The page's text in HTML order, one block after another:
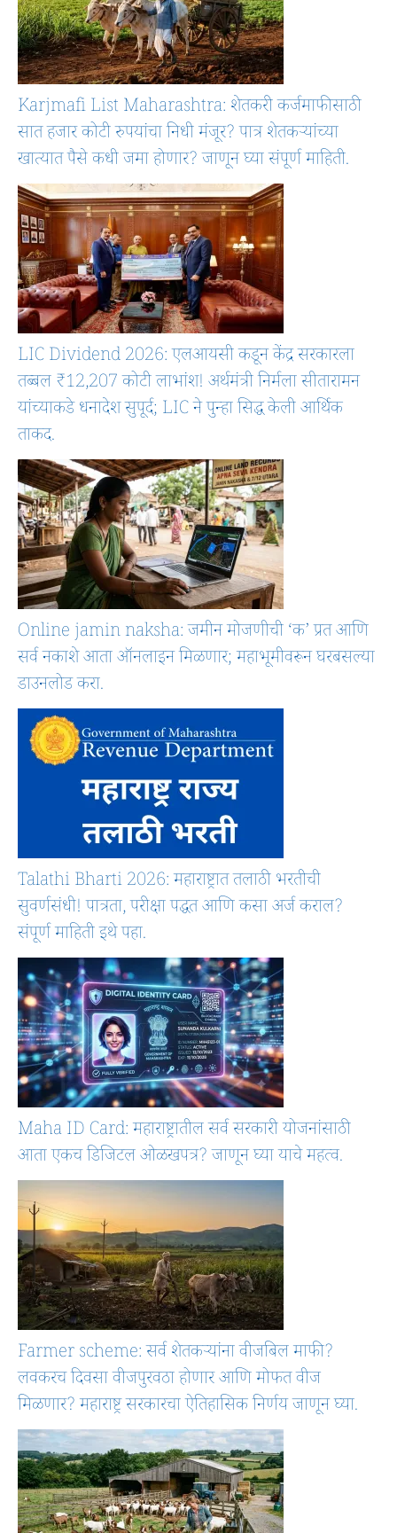
Karjmafi List Maharashtra: शेतकरी कर्जमाफीसाठी
सात हजार कोटी रुपयांचा निधी मंजूर? पात्र शेतकऱ्यांच्या
खात्यात पैसे कधी जमा होणार? जाणून घ्या संपूर्ण माहिती.
LIC Dividend 2026: एलआयसी कडून केंद्र सरकारला
तब्बल ₹12,207 कोटी लाभांश! अर्थमंत्री निर्मला सीतारामन
यांच्याकडे धनादेश सुपूर्द; LIC ने पुन्हा सिद्ध केली आर्थिक
ताकद.
Online jamin naksha: जमीन मोजणीची ‘क’ प्रत आणि
सर्व नकाशे आता ऑनलाइन मिळणार; महाभूमीवरून घरबसल्या
डाउनलोड करा.
Talathi Bharti 2026: महाराष्ट्रात तलाठी भरतीची
सुवर्णसंधी! पात्रता, परीक्षा पद्धत आणि कसा अर्ज कराल?
संपूर्ण माहिती इथे पहा.
Maha ID Card: महाराष्ट्रातील सर्व सरकारी योजनांसाठी
आता एकच डिजिटल ओळखपत्र? जाणून घ्या याचे महत्व.
Farmer scheme: सर्व शेतकऱ्यांना वीजबिल माफी?
लवकरच दिवसा वीजपुरवठा होणार आणि मोफत वीज
मिळणार? महाराष्ट्र सरकारचा ऐतिहासिक निर्णय जाणून घ्या.